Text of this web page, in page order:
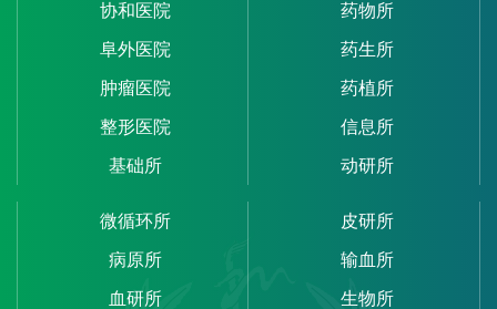
协和医院
阜外医院
肿瘤医院
整形医院
基础所
药物所
药生所
药植所
信息所
动研所
微循环所
病原所
血研所
皮研所
输血所
生物所